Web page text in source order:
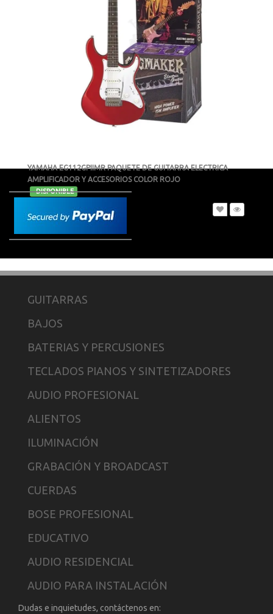
YAMAHA EG112GPIIMR PAQUETE DE GUITARRA ELECTRICA
AMPLIFICADOR Y ACCESORIOS COLOR ROJO
- DISPONIBLE
MXN $8,398
GUITARRAS
BAJOS
BATERIAS Y PERCUSIONES
TECLADOS PIANOS Y SINTETIZADORES
AUDIO PROFESIONAL
ALIENTOS
ILUMINACIÓN
GRABACIÓN Y BROADCAST
CUERDAS
BOSE PROFESIONAL
EDUCATIVO
AUDIO RESIDENCIAL
AUDIO PARA INSTALACIÓN
Dudas e inquietudes, contáctenos en: